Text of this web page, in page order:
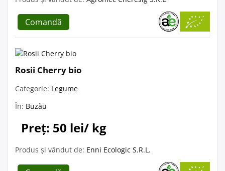
Comandă
Rosii Cherry bio
Categorie: Legume
În: Buzău
Preț: 50 lei/ kg
Produs și vândut de: Enni Ecologic S.R.L.